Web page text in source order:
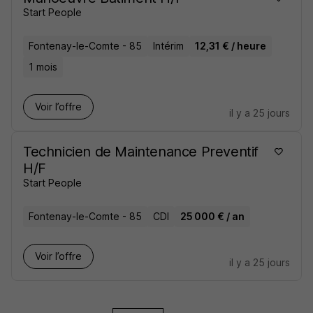
Start People
Fontenay-le-Comte - 85 Intérim
12,31 € / heure
1 mois
Voir l’offre
il y a 25 jours
Technicien de Maintenance Preventif
H/F
Start People
Fontenay-le-Comte - 85 CDI 25 000 € / an
Voir l’offre
il y a 25 jours